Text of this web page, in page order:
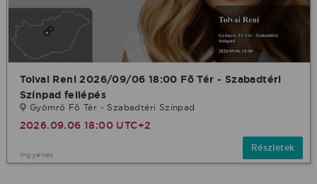
Tolvai Reni 2026/09/06 18:00 Fõ Tér - Szabadtéri
Színpad fellépés
Gyömrő Fõ Tér - Szabadtéri Színpad
2026.09.06 18:00 UTC+2
Ingyenes
Részletek